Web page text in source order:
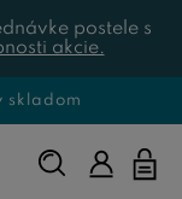
postele s
akcie.
skladom
Napíšte,
čo